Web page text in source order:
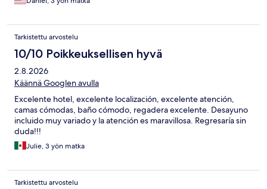
Tarkistettu arvostelu
10/10 Poikkeuksellisen hyvä
2.8.2026
Käännä Googlen avulla
Excelente hotel, excelente localización, excelente atención,
camas cómodas, baño cómodo, regadera excelente. Desayuno
incluido muy variado y la atención es maravillosa. Regresaría sin
duda!!!
Julie, 3 yön matka
Tarkistettu arvostelu